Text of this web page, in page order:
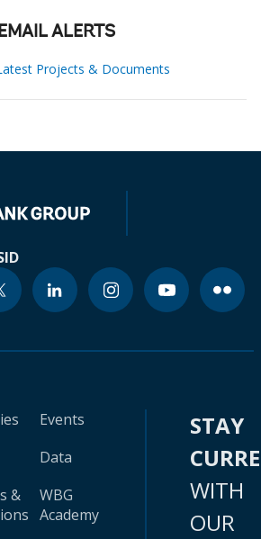
ALERTS
Projects & Documents
&
Events
Data
WBG
Academy
STAY
WITH
OUR